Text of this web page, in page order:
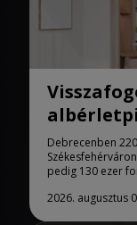
Debrecenben
pedig 130 ezer
2026. augusztus